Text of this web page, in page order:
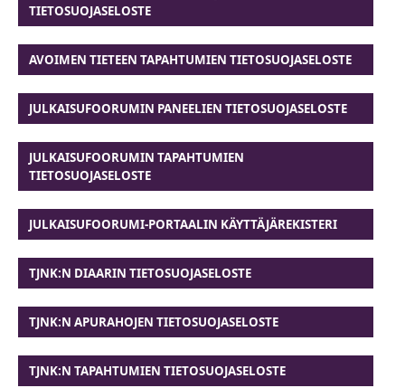
TIETOSUOJASELOSTE
AVOIMEN TIETEEN TAPAHTUMIEN TIETOSUOJASELOSTE
JULKAISUFOORUMIN PANEELIEN TIETOSUOJASELOSTE
JULKAISUFOORUMIN TAPAHTUMIEN
TIETOSUOJASELOSTE
JULKAISUFOORUMI-PORTAALIN KÄYTTÄJÄREKISTERI
TJNK:N DIAARIN TIETOSUOJASELOSTE
TJNK:N APURAHOJEN TIETOSUOJASELOSTE
TJNK:N TAPAHTUMIEN TIETOSUOJASELOSTE